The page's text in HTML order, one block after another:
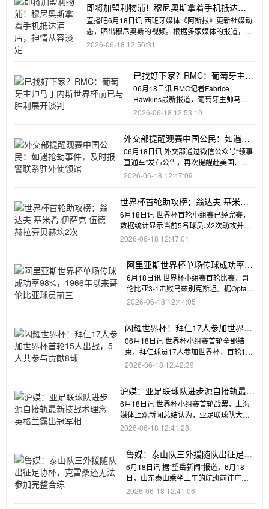
即将加盟利物浦！穆尼奥斯拿着手机抵达酒
店，神情从容淡定
直播吧6月18日讯 西班牙媒体《阿斯报》更新社媒动
态，晒出穆尼奥斯的视频。根据多家媒体的报道，利
物浦将支付4000万欧解约金，签下奥萨苏纳攻击手
2026-06-18 12:56:31
已找好下家？RMC：葡萄牙主帅
马丁内斯世界杯前已与胜利展开
谈判
06月18日讯 RMC记者Fabrice
Hawkins最新报道，葡萄牙主帅马丁
内斯世界杯开赛前和利
2026-06-18 12:53:10
外交部提醒观赛中国公民：如遇抢
劫事件，及时报警联系驻外使领馆
06月18日讯 外交部通过微信公众号“领事
直通车”发布公告，再次提醒赴美国、加
拿大、墨西哥观看世界杯
2026-06-18 12:47:09
世界杯首轮助攻榜：翁达夫 基米希
伊萨克 伍德 赫拉芬贝赫均2次
6月18日讯 世界杯首轮小组赛已经完赛，
数据统计显示当前5名球员以2次助攻并列
居首。世界杯首轮助攻榜
2026-06-18 12:47:01
阿里亚斯世界杯单场传球成功率
98%，1966年以来哥伦比亚球员
前三
6月18日讯 世界杯小组赛首轮比赛，哥
伦比亚3-1击败乌兹别克斯坦。据Opta统
计，哥伦比亚球员琼·
2026-06-18 12:44:05
闪耀世界杯！拜仁17人参加世界杯
首轮15人出战，5人共参与贡献8球
06月18日讯 世界杯小组赛首轮全部结
束，拜仁球员17人参加世界杯，首轮15
人出战，均表现出色。拜仁
2026-06-18 12:42:39
沪媒：亚足联球队进步源自接轨最新
技战术理念 英格兰露出冠军相
6月18日讯 世界杯小组赛首轮战罢，上海
媒体上观新闻总结认为，亚足联球队大幅
进步，源自接轨最新的技战
2026-06-18 12:41:28
鲁媒：泰山队三外援随队出征足协
杯，克雷桑还无法参加完整合练
6月18日讯 据“望岳新闻”报道，6月18
日，山东泰山乘坐上午的航班前往广
西，备战20日19时30分
2026-06-18 12:41:06